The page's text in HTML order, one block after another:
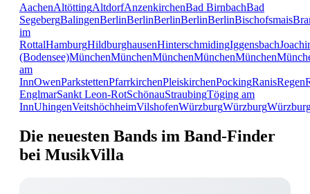
AachenAltöttingAltdorfAnzenkirchenBad BirnbachBad
SegebergBalingenBerlinBerlinBerlinBerlinBerlinBischofsmais
im
RottalHamburgHildburghausenHinterschmidingIggensbach
(Bodensee)MünchenMünchenMünchenMünchenMünchen
am
InnOwenParkstettenPfarrkirchenPleiskirchenPockingRanisRegen
EnglmarSankt Leon-RotSchönauStraubingTöging am
InnUhingenVeitshöchheimVilshofenWürzburgWürzburg
Die neuesten Bands im Band-Finder
bei MusikVilla